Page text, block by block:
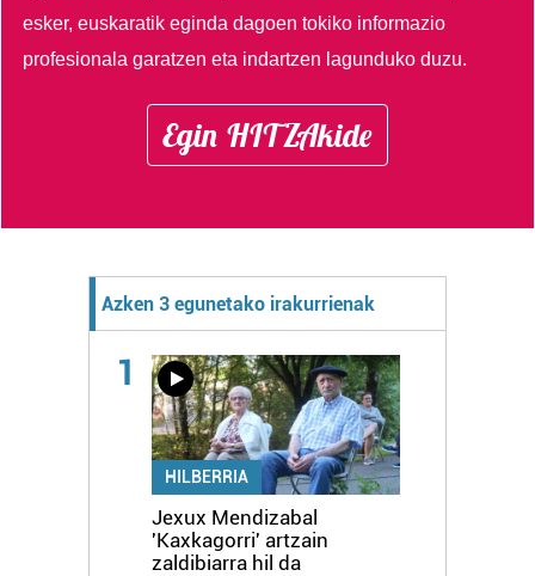
esker, euskaratik eginda dagoen tokiko informazio
profesionala garatzen eta indartzen lagunduko duzu.
Egin HITZAkide
Azken 3 egunetako irakurrienak
1
HILBERRIA
Jexux Mendizabal
'Kaxkagorri' artzain
zaldibiarra hil da